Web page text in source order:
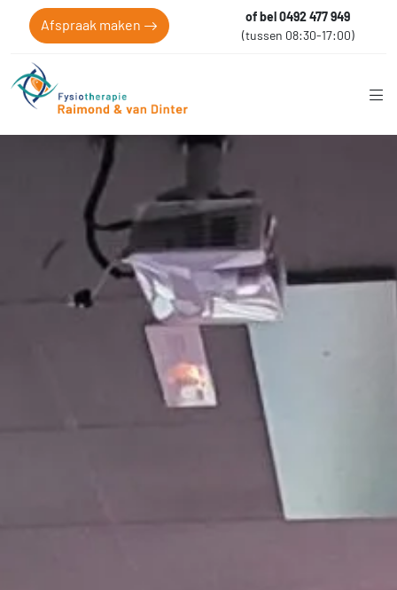
Afspraak maken
of bel 0492 477 949
(tussen 08:30-17:00)